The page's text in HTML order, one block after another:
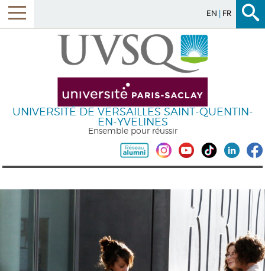
EN FR
UNIVERSITÉ DE VERSAILLES SAINT-QUENTIN-
EN-YVELINES
Ensemble pour réussir